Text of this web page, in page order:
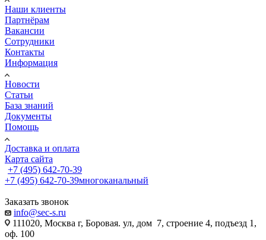
Наши клиенты
Партнёрам
Вакансии
Сотрудники
Контакты
Информация
Новости
Статьи
База знаний
Документы
Помощь
Доставка и оплата
Карта сайта
+7 (495) 642-70-39
+7 (495) 642-70-39многоканальный
Заказать звонок
info@sec-s.ru
111020, Москва г, Боровая. ул, дом 7, строение 4, подъезд 1,
оф. 100